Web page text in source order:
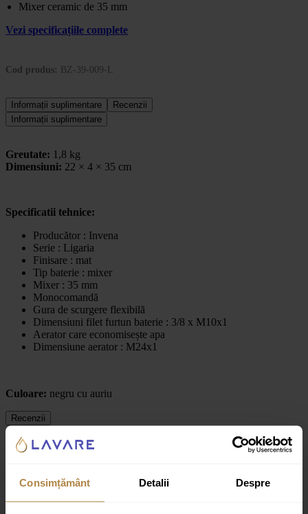
Consimțământ Detalii Despre
Mixer ceramic de 35 mm
Vezi specificațiile complete
Cod produs: BZ-39-009-L
Informații suplimentare
Recenzii
Informații suplimentare
Greutate: 1,8 kg
Dimensiuni: 22 × 4 × 35 cm
Specificatii tehnice:
Producător : Invena
Serie : Ligaria
Finisare : mat
Tip baterie : mixer
Mixer : 35 mm
Monocomandă
Gura de scurgere flexibilă
Dimensiuni filet furtun baterie : 3/8 x M10x1
Aerator care economisește apa
Dimensiune aerator : M24x1
Culoare: negru cu auriu
Recenzii
Nu există recenzii până acum.